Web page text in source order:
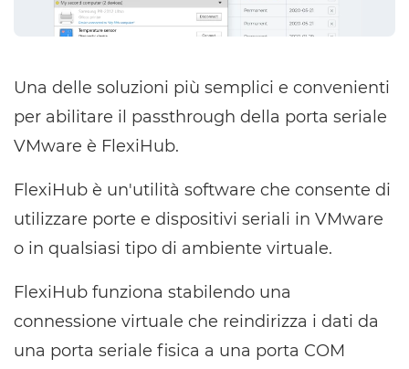
Una delle soluzioni più semplici e convenienti
per abilitare il passthrough della porta seriale
VMware è FlexiHub.
FlexiHub è un'utilità software che consente di
utilizzare porte e dispositivi seriali in VMware
o in qualsiasi tipo di ambiente virtuale.
FlexiHub funziona stabilendo una
connessione virtuale che reindirizza i dati da
una porta seriale fisica a una porta COM